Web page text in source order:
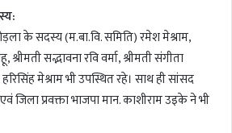
के सदस्य (म.बा.वि. समिति) रमेश मेश्राम,
सद्भावना रवि वर्मा, श्रीमती संगीता
मेश्राम भी उपस्थित रहे। साथ ही सांसद
जिला प्रवक्ता भाजपा मान. काशीराम उइके ने भी